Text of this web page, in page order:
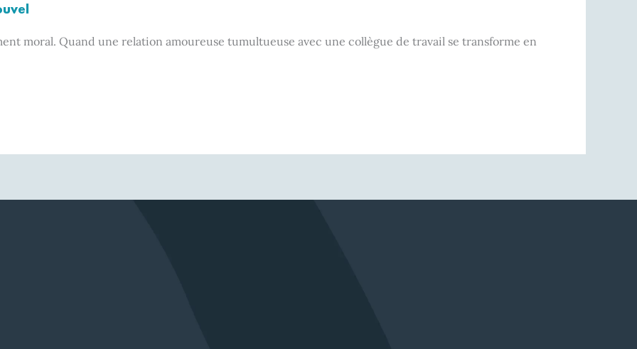
moral. Quand une relation amoureuse tumultueuse avec une collègue de travail se transforme en